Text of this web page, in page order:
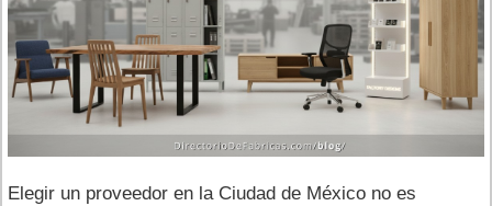
Elegir un proveedor en la Ciudad de México no es